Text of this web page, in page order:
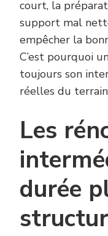
court, la
support mal
empêcher la
C’est pourquoi
toujours son
réelles du
Les
durée